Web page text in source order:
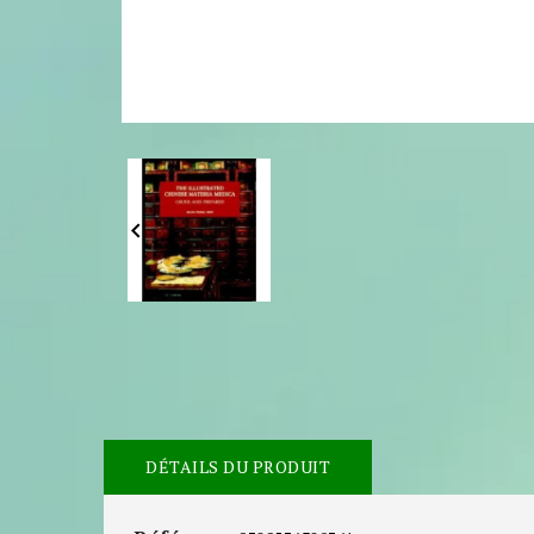

DÉTAILS DU PRODUIT